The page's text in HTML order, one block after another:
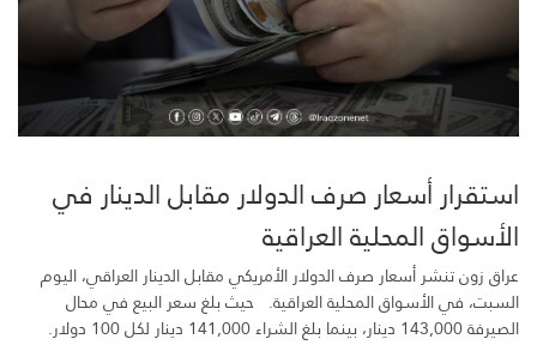
استقرار أسعار صرف الدولار مقابل الدينار في
الأسواق المحلية العراقية
عراق زون تنشر أسعار صرف الدولار الأمريكي مقابل الدينار العراقي، اليوم
السبت، في الأسواق المحلية العراقية. حيث بلغ سعر البيع في محال
الصيرفة 143,000 دينار، بينما بلغ الشراء 141,000 دينار لكل 100 دولار.